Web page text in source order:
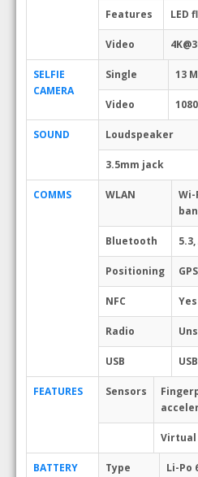
Features LED
Video
SELFIE
CAMERA
Single 13
Video
SOUND Loudspeaker
3.5mm jack
COMMS WLAN
Wi-
Bluetooth 5.3,
Positioning
NFC Yes
Radio
USB
FEATURES Sensors
Virtual
BATTERY Type Li-Po